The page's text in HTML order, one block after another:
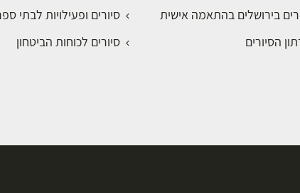
בירושלים בהתאמה אישית
הסיורים
סיורים ופעילויות לבתי
סיורים לכוחות הביטחון